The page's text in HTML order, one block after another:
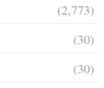
(2,773)
(30)
(30)